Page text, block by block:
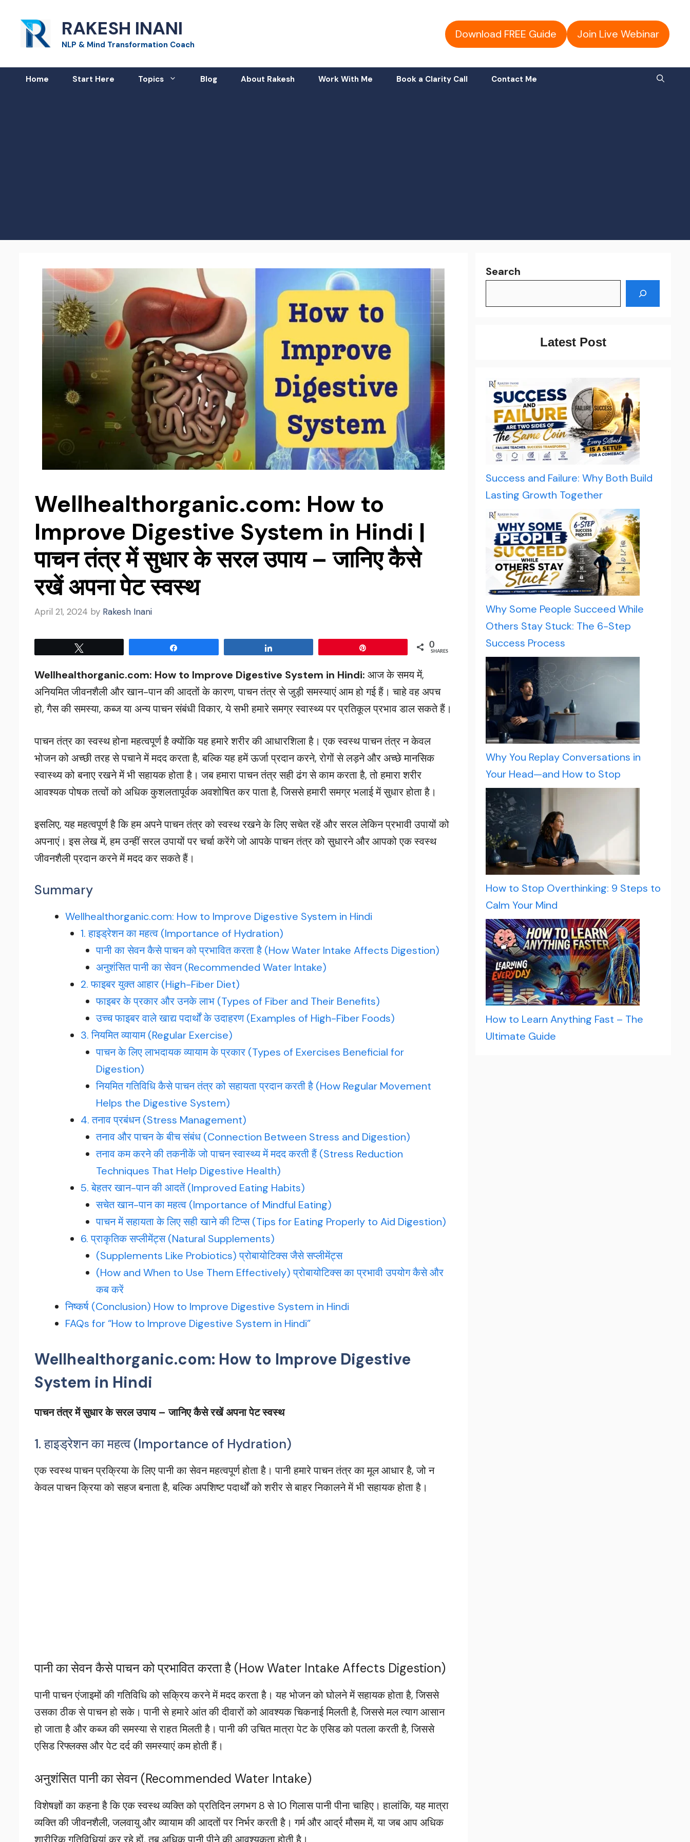
content
RAKESH INANI
NLP & Mind Transformation Coach
Download FREE Guide Join Live Webinar
Home Start Here Topics Blog About Rakesh Work With Me Book a Clarity Call Contact Me
Wellhealthorganic.com: How to
Improve Digestive System in Hindi |
पाचन तंत्र में सुधार के सरल उपाय – जानिए कैसे
रखें अपना पेट स्वस्थ
April 21, 2024 by Rakesh Inani
0
SHARES
Wellhealthorganic.com: How to Improve Digestive System in Hindi: आज के समय में,
अनियमित जीवनशैली और खान-पान की आदतों के कारण, पाचन तंत्र से जुड़ी समस्याएं आम हो गई हैं। चाहे वह अपच
हो, गैस की समस्या, कब्ज या अन्य पाचन संबंधी विकार, ये सभी हमारे समग्र स्वास्थ्य पर प्रतिकूल प्रभाव डाल सकते हैं।
पाचन तंत्र का स्वस्थ होना महत्वपूर्ण है क्योंकि यह हमारे शरीर की आधारशिला है। एक स्वस्थ पाचन तंत्र न केवल
भोजन को अच्छी तरह से पचाने में मदद करता है, बल्कि यह हमें ऊर्जा प्रदान करने, रोगों से लड़ने और अच्छे मानसिक
स्वास्थ्य को बनाए रखने में भी सहायक होता है। जब हमारा पाचन तंत्र सही ढंग से काम करता है, तो हमारा शरीर
आवश्यक पोषक तत्वों को अधिक कुशलतापूर्वक अवशोषित कर पाता है, जिससे हमारी समग्र भलाई में सुधार होता है।
इसलिए, यह महत्वपूर्ण है कि हम अपने पाचन तंत्र को स्वस्थ रखने के लिए सचेत रहें और सरल लेकिन प्रभावी उपायों को
अपनाएं। इस लेख में, हम उन्हीं सरल उपायों पर चर्चा करेंगे जो आपके पाचन तंत्र को सुधारने और आपको एक स्वस्थ
जीवनशैली प्रदान करने में मदद कर सकते हैं।
Summary
Wellhealthorganic.com: How to Improve Digestive System in Hindi
1. हाइड्रेशन का महत्व (Importance of Hydration)
पानी का सेवन कैसे पाचन को प्रभावित करता है (How Water Intake Affects Digestion)
अनुशंसित पानी का सेवन (Recommended Water Intake)
2. फाइबर युक्त आहार (High-Fiber Diet)
फाइबर के प्रकार और उनके लाभ (Types of Fiber and Their Benefits)
उच्च फाइबर वाले खाद्य पदार्थों के उदाहरण (Examples of High-Fiber Foods)
3. नियमित व्यायाम (Regular Exercise)
पाचन के लिए लाभदायक व्यायाम के प्रकार (Types of Exercises Beneficial for
Digestion)
नियमित गतिविधि कैसे पाचन तंत्र को सहायता प्रदान करती है (How Regular Movement
Helps the Digestive System)
4. तनाव प्रबंधन (Stress Management)
तनाव और पाचन के बीच संबंध (Connection Between Stress and Digestion)
तनाव कम करने की तकनीकें जो पाचन स्वास्थ्य में मदद करती हैं (Stress Reduction
Techniques That Help Digestive Health)
5. बेहतर खान-पान की आदतें (Improved Eating Habits)
सचेत खान-पान का महत्व (Importance of Mindful Eating)
पाचन में सहायता के लिए सही खाने की टिप्स (Tips for Eating Properly to Aid Digestion)
6. प्राकृतिक सप्लीमेंट्स (Natural Supplements)
(Supplements Like Probiotics) प्रोबायोटिक्स जैसे सप्लीमेंट्स
(How and When to Use Them Effectively) प्रोबायोटिक्स का प्रभावी उपयोग कैसे और
कब करें
निष्कर्ष (Conclusion) How to Improve Digestive System in Hindi
FAQs for “How to Improve Digestive System in Hindi”
Wellhealthorganic.com: How to Improve Digestive
System in Hindi
पाचन तंत्र में सुधार के सरल उपाय – जानिए कैसे रखें अपना पेट स्वस्थ
1. हाइड्रेशन का महत्व (Importance of Hydration)
एक स्वस्थ पाचन प्रक्रिया के लिए पानी का सेवन महत्वपूर्ण होता है। पानी हमारे पाचन तंत्र का मूल आधार है, जो न
केवल पाचन क्रिया को सहज बनाता है, बल्कि अपशिष्ट पदार्थों को शरीर से बाहर निकालने में भी सहायक होता है।
पानी का सेवन कैसे पाचन को प्रभावित करता है (How Water Intake Affects Digestion)
पानी पाचन एंजाइमों की गतिविधि को सक्रिय करने में मदद करता है। यह भोजन को घोलने में सहायक होता है, जिससे
उसका ठीक से पाचन हो सके। पानी से हमारे आंत की दीवारों को आवश्यक चिकनाई मिलती है, जिससे मल त्याग आसान
हो जाता है और कब्ज की समस्या से राहत मिलती है। पानी की उचित मात्रा पेट के एसिड को पतला करती है, जिससे
एसिड रिफ्लक्स और पेट दर्द की समस्याएं कम होती हैं।
अनुशंसित पानी का सेवन (Recommended Water Intake)
विशेषज्ञों का कहना है कि एक स्वस्थ व्यक्ति को प्रतिदिन लगभग 8 से 10 गिलास पानी पीना चाहिए। हालांकि, यह मात्रा
व्यक्ति की जीवनशैली, जलवायु और व्यायाम की आदतों पर निर्भर करती है। गर्म और आर्द्र मौसम में, या जब आप अधिक
Search
Latest Post
Success and Failure: Why Both Build
Lasting Growth Together
Why Some People Succeed While
Others Stay Stuck: The 6-Step
Success Process
Why You Replay Conversations in
Your Head—and How to Stop
How to Stop Overthinking: 9 Steps to
Calm Your Mind
How to Learn Anything Fast – The
Ultimate Guide